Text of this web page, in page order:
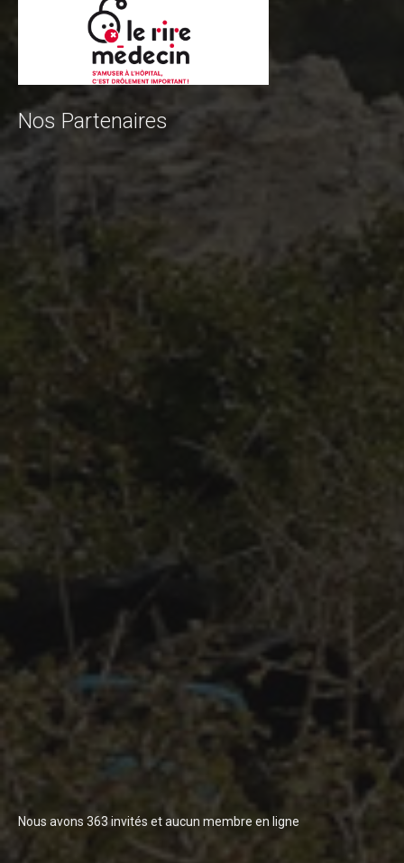
Blog 2015
Résultats
Vidéos
La page facebook de l'Enduro...
Contact Tribal & Enduro
Rechercher
Nos Partenaires
Nous avons 363 invités et aucun membre en ligne